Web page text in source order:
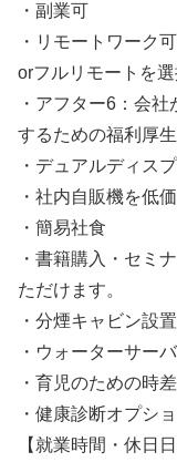
・副業可
・リモートワーク
orフルリモートを選
・アフター6：会
するための福利厚
・デュアルディス
・社内自販機を低
・簡易社食
・書籍購入・セミ
ただけます。
・分煙キャビン設置
・ウォーターサー
・育児のための時
・健康診断オプシ
【就業時間・休日日